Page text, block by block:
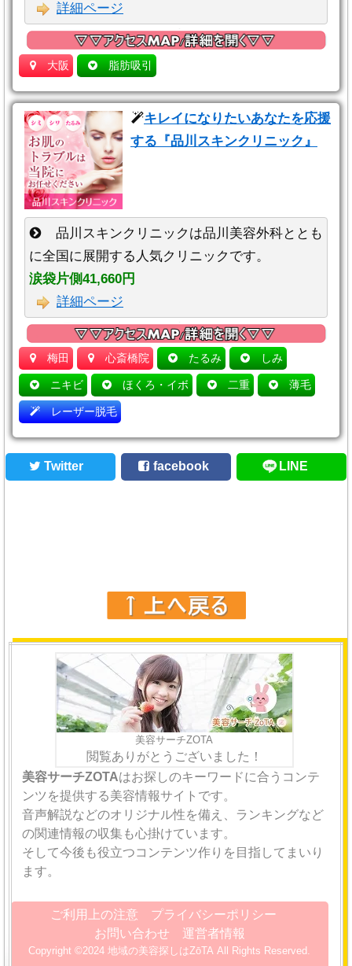
詳細ページ
大阪 脂肪吸引
キレイになりたいあなたを応援
する『品川スキンクリニック』
品川スキンクリニックは品川美容外科ととも
に全国に展開する人気クリニックです。
涙袋片側41,660円
詳細ページ
梅田 心斎橋院 たるみ しみ
ニキビ ほくろ・イボ 二重 薄毛
レーザー脱毛
Twitter facebook LINE
美容サーチZOTA
閲覧ありがとうございました！
美容サーチZOTAはお探しのキーワードに合うコンテ
ンツを提供する美容情報サイトです。
音声解説などのオリジナル性を備え、ランキングなど
の関連情報の収集も心掛けています。
そして今後も役立つコンテンツ作りを目指してまいり
ます。
ご利用上の注意
プライバシーポリシー
お問い合わせ
運営者情報
Copyright ©2024 地域の美容探しはZōTA All Rights Reserved.